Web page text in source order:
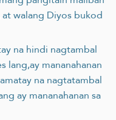
walang Diyos bukod
na hindi nagtambal
lang,ay mananahanan
na nagtatambal
ay mananahanan sa